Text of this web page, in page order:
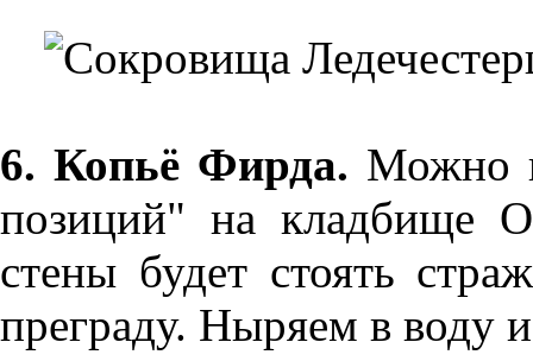
6. Копьё Фирда. Можно
позиций" на кладбище
стены будет стоять
преграду. Ныряем в воду